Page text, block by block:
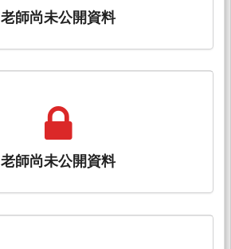
老師尚未公開資料
老師尚未公開資料